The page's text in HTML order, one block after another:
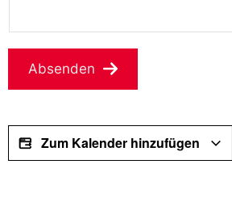
Absenden
Zum Kalender hinzufügen